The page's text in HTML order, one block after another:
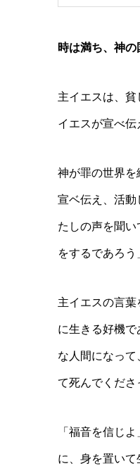
時は満ち、神
主イエスは、
イエスが宣べ伝
神が罪の世界
宣ベ伝え、活
たしの声を聞
をするであろう
主イエスの言
に生きる好機
な人間になっ
て死んでくださ
「福音を信じ
に、身を置い